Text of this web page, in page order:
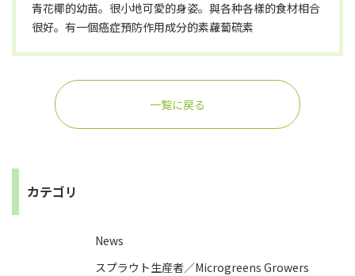
青花椰的幼苗。很小地可愛的身姿。與各种各樣的食材相合
很好。有一個癌症預防作用成分的素蘿蔔硫素
一覧に戻る
カテゴリ
News
スプラウト生産者／Microgreens Growers